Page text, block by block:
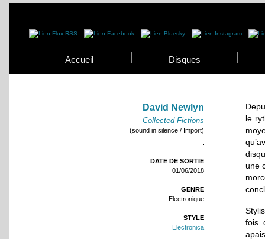
Accueil Disques
David Newlyn
Collected Fictions
(sound in silence / Import)
DATE DE SORTIE
01/06/2018
GENRE
Electronique
STYLE
Electronica
le
une
fois